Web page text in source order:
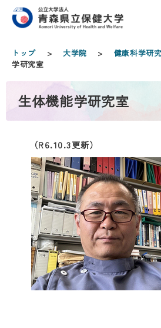
トップ > 大学院 > 健康科学研
学研究室
生体機能学研究室
（R6.10.3更新